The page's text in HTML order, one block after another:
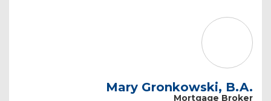
Mary Gronkowski, B.A.
Mortgage Broker